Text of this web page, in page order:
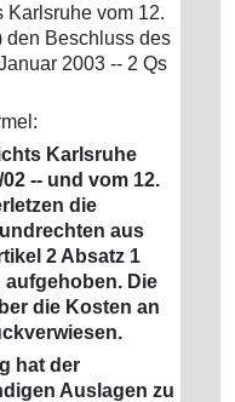
Karlsruhe vom 12.
den Beschluss des
2003 -- 2 Qs
Karlsruhe
-- und vom 12.
die
aus
2 Absatz 1
aufgehoben. Die
die Kosten an
hat der
Auslagen zu